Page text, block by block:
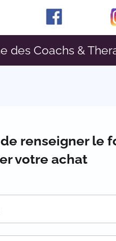
des Coachs &
renseigner le
votre achat